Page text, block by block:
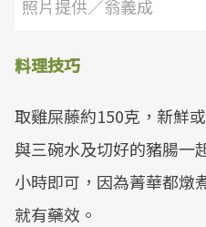
照片提供／翁義成
料理技巧
取雞屎藤約150克，新鮮
與三碗水及切好的豬腸一
小時即可，因為菁華都燉
就有藥效。